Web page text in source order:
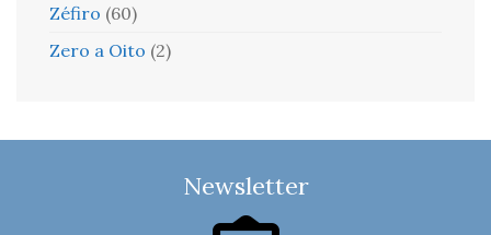
Zéfiro (60)
Zero a Oito (2)
Newsletter